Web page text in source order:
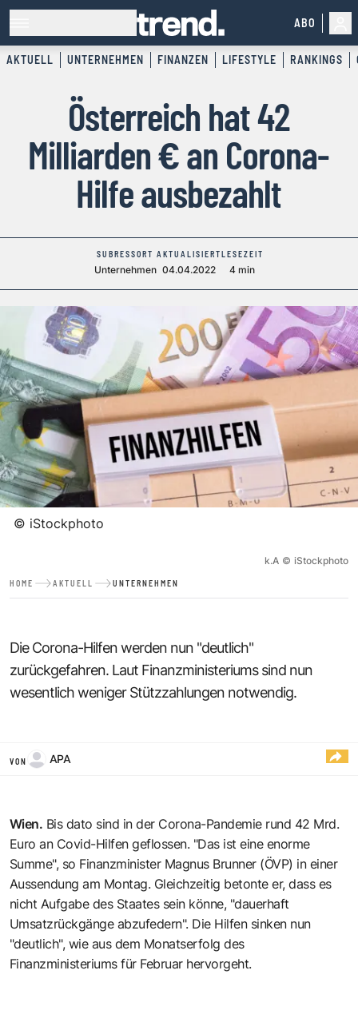
ABO
AKTUELL UNTERNEHMEN FINANZEN LIFESTYLE RANKINGS
Österreich hat 42
Milliarden € an Corona-
Hilfe ausbezahlt
SUBRESSORT
Unternehmen
AKTUALISIERT
04.04.2022
LESEZEIT
4 min
© iStockphoto
k.A © iStockphoto
HOME AKTUELL UNTERNEHMEN
Die Corona-Hilfen werden nun "deutlich"
zurückgefahren. Laut Finanzministeriums sind nun
wesentlich weniger Stützzahlungen notwendig.
VON APA
Wien. Bis dato sind in der Corona-Pandemie rund 42 Mrd.
Euro an Covid-Hilfen geflossen. "Das ist eine enorme
Summe", so Finanzminister Magnus Brunner (ÖVP) in einer
Aussendung am Montag. Gleichzeitig betonte er, dass es
nicht Aufgabe des Staates sein könne, "dauerhaft
Umsatzrückgänge abzufedern". Die Hilfen sinken nun
"deutlich", wie aus dem Monatserfolg des
Finanzministeriums für Februar hervorgeht.